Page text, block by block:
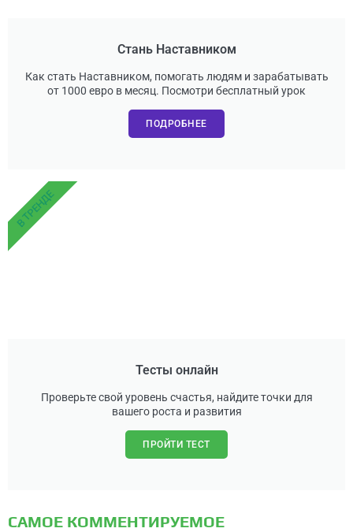
Стань Наставником
Как стать Наставником, помогать людям и зарабатывать
от 1000 евро в месяц. Посмотри бесплатный урок
ПОДРОБНЕЕ
Тесты онлайн
Проверьте свой уровень счастья, найдите точки для
вашего роста и развития
ПРОЙТИ ТЕСТ
В ТРЕНДЕ
САМОЕ КОММЕНТИРУЕМОЕ